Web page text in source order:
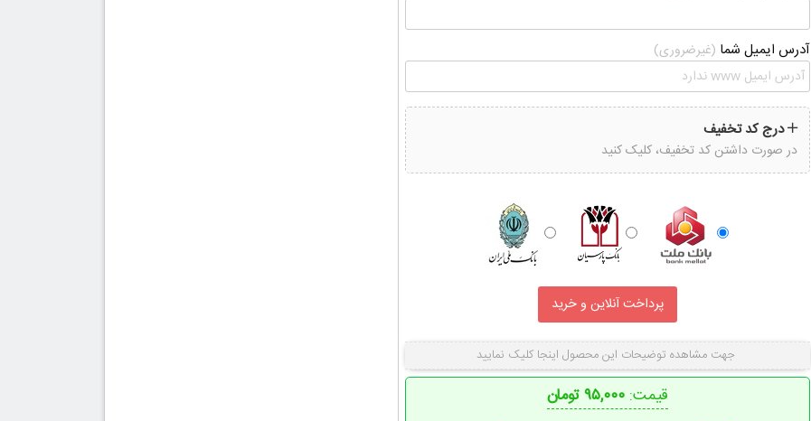
آدرس ایمیل شما (غیرضروری)
درج کد تخفیف
در صورت داشتن کد تخفیف، کلیک کنید
جهت مشاهده توضیحات این محصول اینجا کلیک نمایید
قیمت: ۹۵,۰۰۰ تومان